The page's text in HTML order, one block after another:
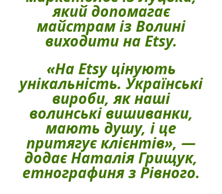
який допомагає
майстрам із Волині
виходити на Etsy.
«На Etsy цінують
унікальність. Українські
вироби, як наші
волинські вишиванки,
мають душу, і це
притягує клієнтів», —
додає Наталія Грищук,
етнографиня з Рівного.